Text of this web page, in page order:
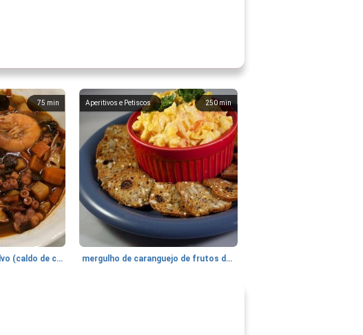
75 min
sopa de camarão e polvo (caldo de camaron y pulpo)
250 min
Aperitivos e Petiscos
mergulho de caranguejo de frutos do mar do capitão